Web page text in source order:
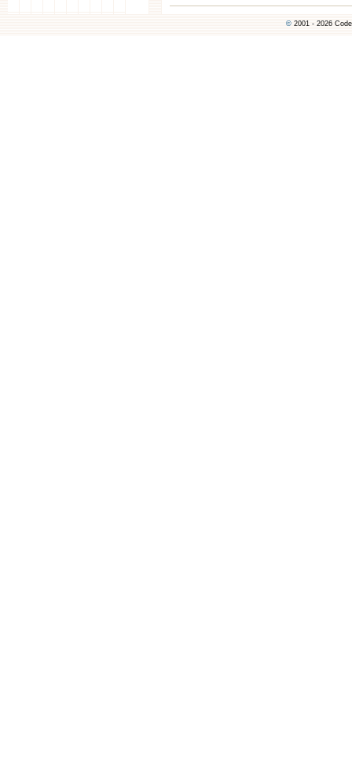
© 2001 - 2026